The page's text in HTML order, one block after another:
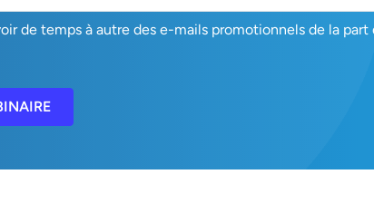
de temps à autre des e-mails promotionnels de la part